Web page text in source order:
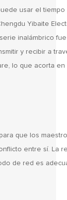
usar el
Yibaite
inalámbrico
y recibir a
lo que acorta
que los
entre sí. La
de red es